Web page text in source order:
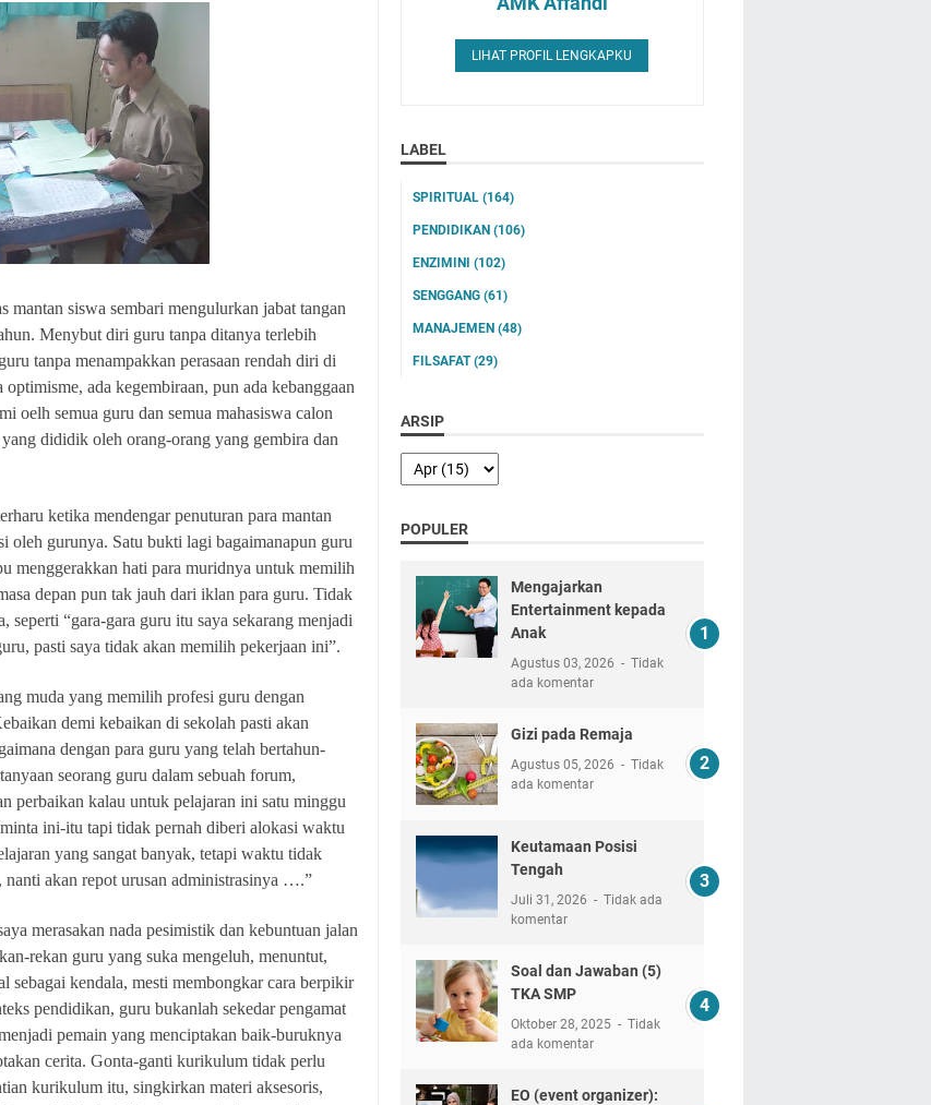
mantan siswa sembari mengulurkan jabat tangan
Menybut diri guru tanpa ditanya terlebih
tanpa menampakkan perasaan rendah diri di
ada kegembiraan, pun ada kebanggaan
oelh semua guru dan semua mahasiswa calon
dididik oleh orang-orang yang gembira dan
ketika mendengar penuturan para mantan
oleh gurunya. Satu bukti lagi bagaimanapun guru
menggerakkan hati para muridnya untuk memilih
depan pun tak jauh dari iklan para guru. Tidak
seperti “gara-gara guru itu saya sekarang menjadi
pasti saya tidak akan memilih pekerjaan ini”.
muda yang memilih profesi guru dengan
demi kebaikan di sekolah pasti akan
dengan para guru yang telah bertahun-
seorang guru dalam sebuah forum,
perbaikan kalau untuk pelajaran ini satu minggu
ini-itu tapi tidak pernah diberi alokasi waktu
yang sangat banyak, tetapi waktu tidak
akan repot urusan administrasinya ….”
merasakan nada pesimistik dan kebuntuan jalan
rekan guru yang suka mengeluh, menuntut,
sebagai kendala, mesti membongkar cara berpikir
pendidikan, guru bukanlah sekedar pengamat
pemain yang menciptakan baik-buruknya
cerita. Gonta-ganti kurikulum tidak perlu
kurikulum itu, singkirkan materi aksesoris,
LIHAT PROFIL LENGKAPKU
LABEL
SPIRITUAL (164)
PENDIDIKAN (106)
ENZIMINI (102)
SENGGANG (61)
MANAJEMEN (48)
FILSAFAT(29)
ARSIP
POPULER
Mengajarkan
Entertainment kepada
Anak
Agustus 03, 2026
Tidak
ada komentar
Gizi pada Remaja
Agustus 05, 2026
Tidak
ada komentar
Keutamaan Posisi
Tengah
Juli 31, 2026
Tidak ada
komentar
Soal dan Jawaban (5)
TKA SMP
Oktober 28, 2025
Tidak
ada komentar
EO (event organizer):